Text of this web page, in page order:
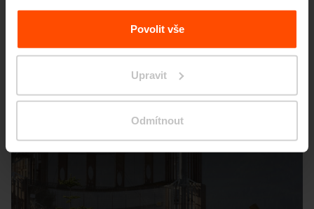
osobních údajů.
Povolit vše
Upravit
Odmítnout
Liptovský Mikuláš